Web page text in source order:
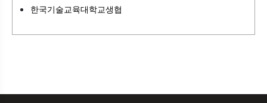
한국기술교육대학교생협